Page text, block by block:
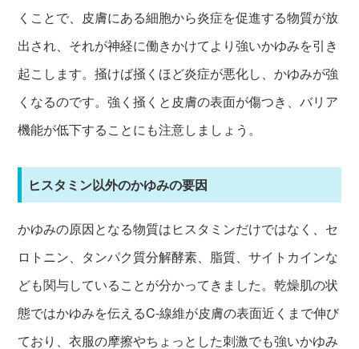
くことで、皮膚にある細胞から炎症を促進する物質が放
出され、それが神経に働きかけてより強いかゆみを引き
起こします。掻けば掻くほど炎症が悪化し、かゆみが強
くなるのです。強く掻くと皮膚の表面が傷つき、バリア
機能が低下することにも注意しましょう。
ヒスタミン以外のかゆみの要因
かゆみの原因となる物質はヒスタミンだけではなく、セ
ロトニン、タンパク質分解酵素、脂質、サイトカインな
ども関与していることが分かってきました。乾燥肌の状
態ではかゆみを伝えるC-線維が皮膚の表面近くまで伸び
ており、衣服の摩擦やちょっとした刺激でも強いかゆみ